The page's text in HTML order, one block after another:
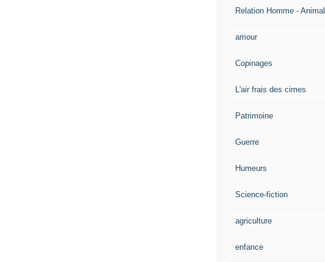
Relation Homme - Animal
amour
Copinages
L'air frais des cimes
Patrimoine
Guerre
Humeurs
Science-fiction
agriculture
enfance